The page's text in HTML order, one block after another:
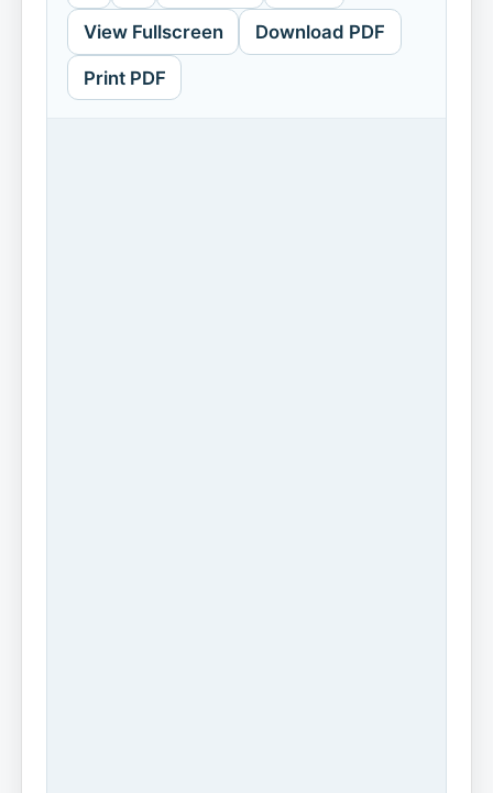
View Fullscreen Download PDF
Print PDF